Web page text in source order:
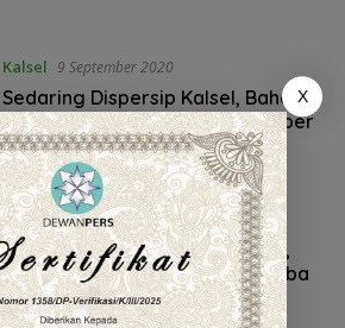
Kalsel 9 September 2020
Sedaring Dispersip Kalsel, Bahas
Tanaman Teratai Sebagai Sumber
Pangan
Kalsel,Pendidikan 9 September 2020
Perwakilan Kalimantan Selatan,
Optimis Dapat Bersaing di Lomba
Perpustakaan Nasional
X